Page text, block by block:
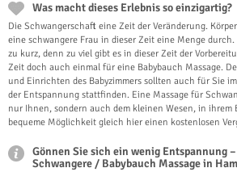
Was macht dieses Erlebnis so einzigartig?
Die Schwangerschaft eine Zeit der Veränderung.
eine schwangere Frau in dieser Zeit eine Menge
zu kurz, denn zu viel gibt es in dieser Zeit der
Zeit doch auch einmal für eine Babybauch Massage.
und Einrichten des Babyzimmers sollten auch für Sie
der Entspannung stattfinden. Eine Massage für
nur Ihnen, sondern auch dem kleinen Wesen, in ihrem
bequeme Möglichkeit gleich hier einen kostenlosen
Gönnen Sie sich ein wenig Entspannung
Schwangere / Babybauch Massage in